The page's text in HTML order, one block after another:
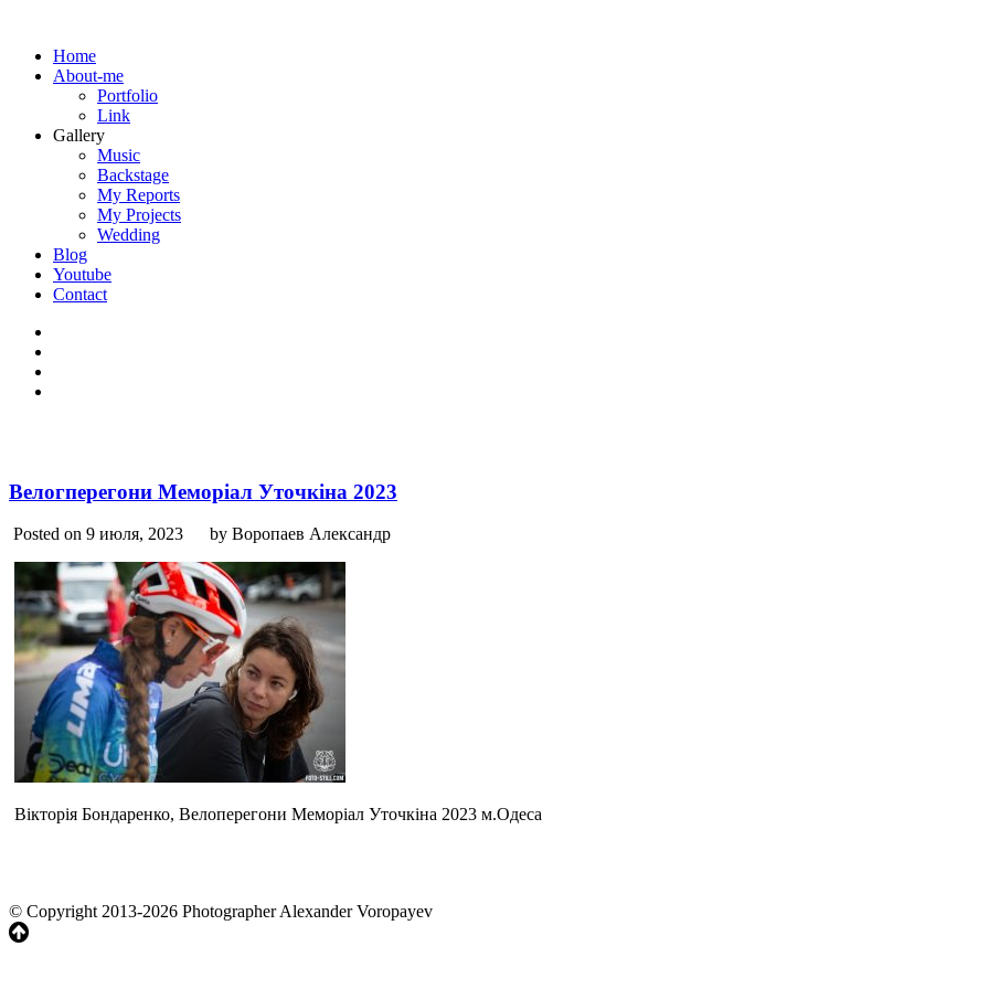
Home
About-me
Portfolio
Link
Gallery
Music
Backstage
My Reports
My Projects
Wedding
Blog
Youtube
Contact
Велогперегони Меморіал Уточкіна 2023
Posted on 9 июля, 2023 by Воропаев Александр
Вікторія Бондаренко, Велоперегони Меморіал Уточкіна 2023 м.Одеса
© Copyright 2013-2026 Photographer Alexander Voropayev